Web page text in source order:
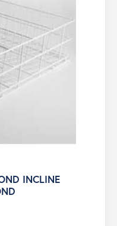
INCLINE